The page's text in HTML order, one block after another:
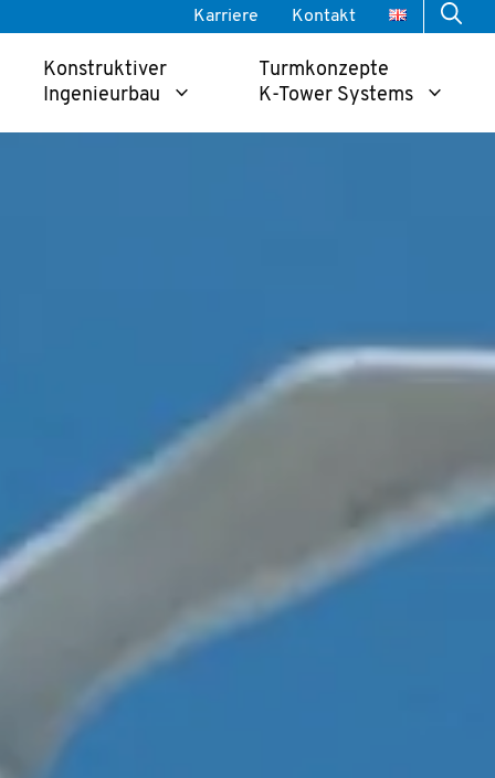
Karriere Kontakt
Konstruktiver
Ingenieurbau
Turmkonzepte
K-Tower Systems